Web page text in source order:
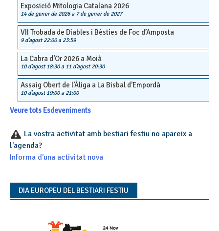
Exposició Mitologia Catalana 2026
14 de gener de 2026a 7 de gener de 2027
VII Trobada de Diables i Bèsties de Foc d’Amposta
9 d'agost 22:00a 23:59
La Cabra d’Or 2026 a Moià
10 d'agost 18:30a 11 d'agost 20:30
Assaig Obert de l’Àliga a La Bisbal d’Empordà
10 d'agost 19:00a 21:00
Veure tots Esdeveniments
La vostra activitat amb bestiari festiu no apareix a
l'agenda?
Informa d'una activitat nova
DIA EUROPEU DEL BESTIARI FESTIU